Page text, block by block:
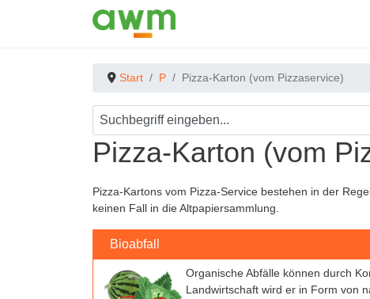
Start P Pizza-Karton (vom Pizzaservice)
Pizza-Karton (vom
Pizza-Kartons vom Pizza-Service bestehen in der
keinen Fall in die Altpapiersammlung.
Bioabfall
Organische Abfälle können durch
Landwirtschaft wird er in Form von